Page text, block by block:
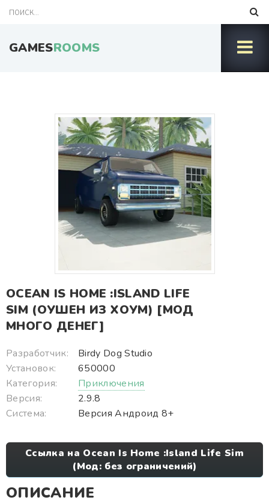
GAMESROOMS
OCEAN IS HOME :ISLAND LIFE
SIM (ОУШЕН ИЗ ХОУМ) [МОД
МНОГО ДЕНЕГ]
Разработчик:
Birdy Dog Studio
Установок:
650000
Категория:
Приключения
Версия:
2.9.8
Система:
Версия Андроид 8+
Ссылка на Ocean Is Home :Island Life Sim
(Мод: без ограничений)
ОПИСАНИЕ